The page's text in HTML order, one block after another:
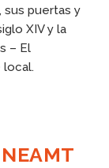
sus puertas y
XIV y la
– El
local.